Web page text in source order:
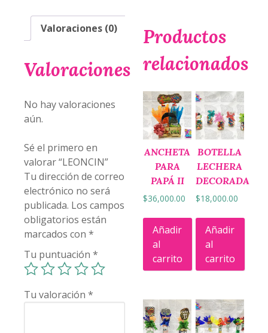
Valoraciones (0)
Valoraciones
No hay valoraciones
aún.
Sé el primero en
valorar “LEONCIN”
Tu dirección de correo
electrónico no será
publicada. Los campos
obligatorios están
marcados con *
Tu puntuación *
Tu valoración *
Productos
relacionados
ANCHETA
PARA
PAPÁ II
$36,000.00
Añadir
al
carrito
BOTELLA
LECHERA
DECORADA
$18,000.00
Añadir
al
carrito